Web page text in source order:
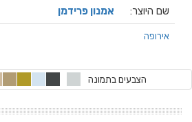
שם היוצר: אמנון פרידמן
אירופה
הצבעים בתמונה